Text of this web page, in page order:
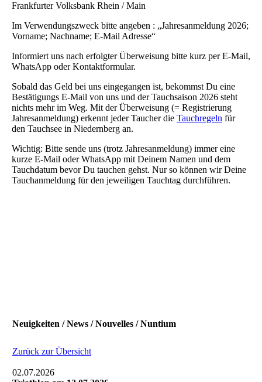
Frankfurter Volksbank Rhein / Main
Im Verwendungszweck bitte angeben : „Jahresanmeldung 2026;
Vorname; Nachname; E-Mail Adresse“
Informiert uns nach erfolgter Überweisung bitte kurz per E-Mail,
WhatsApp oder Kontaktformular.
Sobald das Geld bei uns eingegangen ist, bekommst Du eine
Bestätigungs E-Mail von uns und der Tauchsaison 2026 steht
nichts mehr im Weg. Mit der Überweisung (= Registrierung
Jahresanmeldung) erkennt jeder Taucher die Tauchregeln für
den Tauchsee in Niedernberg an.
Wichtig: Bitte sende uns (trotz Jahresanmeldung) immer eine
kurze E-Mail oder WhatsApp mit Deinem Namen und dem
Tauchdatum bevor Du tauchen gehst. Nur so können wir Deine
Tauchanmeldung für den jeweiligen Tauchtag durchführen.
Neuigkeiten / News / Nouvelles / Nuntium
Zurück zur Übersicht
02.07.2026